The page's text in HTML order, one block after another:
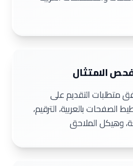
متطلبات التقديم على
الصفحات بالعربية، الترقيم،
وهيكل الملاحق